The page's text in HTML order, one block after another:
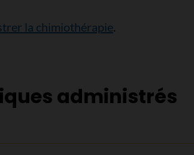
la chimiothérapie.
administrés